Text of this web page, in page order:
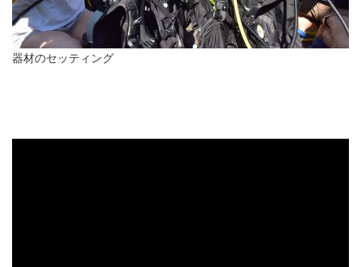
器材のセッティング